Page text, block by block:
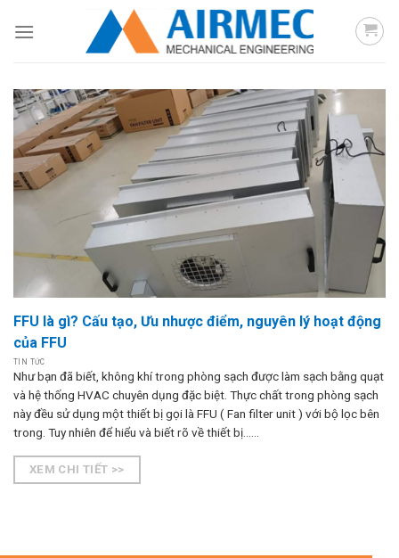
FFU là gì? Cấu tạo, Ưu nhược điểm, nguyên lý hoạt động
của FFU
TIN TỨC
Như bạn đã biết, không khí trong phòng sạch được làm sạch bằng quạt
và hệ thống HVAC chuyên dụng đặc biệt. Thực chất trong phòng sạch
này đều sử dụng một thiết bị gọi là FFU ( Fan filter unit ) với bộ lọc bên
trong. Tuy nhiên để hiểu và biết rõ về thiết bị......
XEM CHI TIẾT >>